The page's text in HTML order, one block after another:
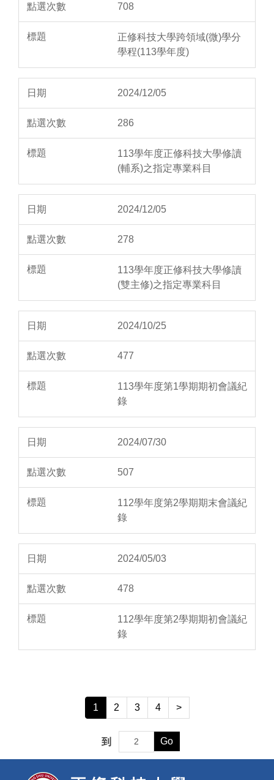
708
正修科技大學跨領域(微)學分
學程(113學年度)
2024/12/05
286
113學年度正修科技大學修讀
(輔系)之指定專業科目
2024/12/05
278
113學年度正修科技大學修讀
(雙主修)之指定專業科目
2024/10/25
477
113學年度第1學期期初會議紀
錄
2024/07/30
507
112學年度第2學期期末會議紀
錄
2024/05/03
478
112學年度第2學期期初會議紀
錄
1 2 3 4 >
到 Go